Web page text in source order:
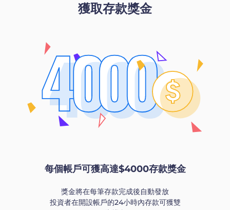
獲取存款獎金
每個帳戶可獲高達$4000存款獎金
獎金將在每筆存款完成後自動發放
投資者在開設帳戶的24小時內存款可獲雙